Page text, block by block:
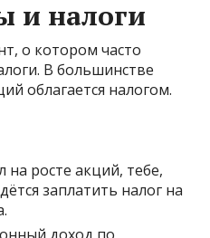
и налоги
о котором часто
В большинстве
облагается налогом.
на росте акций, тебе,
заплатить налог на